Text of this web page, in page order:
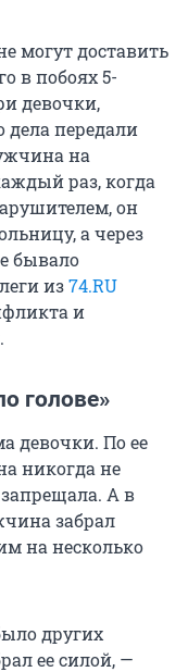
могут доставить
в побоях 5-
девочки,
передали
на
раз, когда
он
а через
бывало
из74.RU
и
голове»
девочки. По ее
никогда не
А в
забрал
на несколько
других
ее силой, —